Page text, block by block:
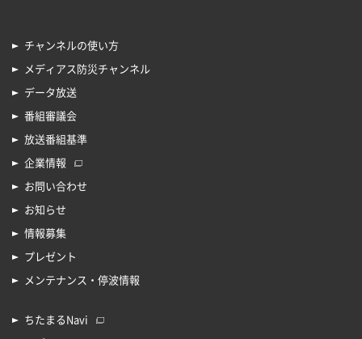
チャンネルの使い方
メディアス防災チャンネル
データ放送
番組審議会
放送番組基準
企業情報
お問い合わせ
お知らせ
情報募集
プレゼント
メンテナンス・停波情報
ちたまるNavi